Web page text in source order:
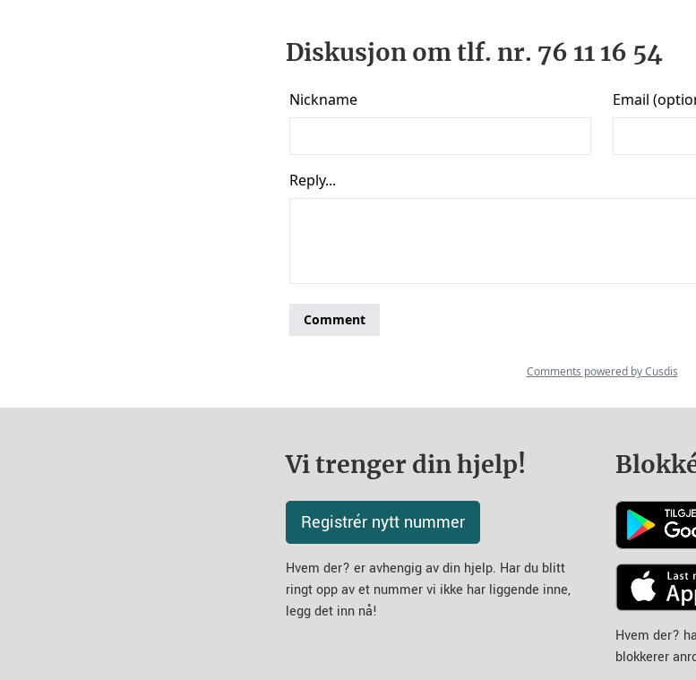
Diskusjon om tlf. nr. 76 11 16 54
Vi trenger din hjelp!
Registrér nytt nummer
Hvem der? er avhengig av din hjelp. Har du blitt
ringt opp av et nummer vi ikke har liggende inne,
legg det inn nå!
Hvem der?
blokkerer